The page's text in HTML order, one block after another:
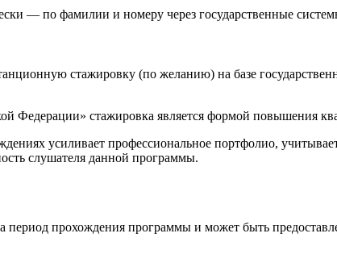
— по фамилии и номеру через государственные
стажировку (по желанию) на базе
Федерации» стажировка является формой повышения
усиливает профессиональное портфолио,
слушателя данной программы.
прохождения программы и может быть